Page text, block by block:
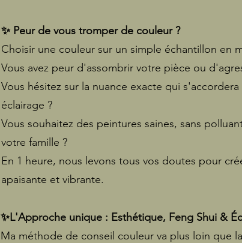
✨ Peur de vous tromper de couleur ?
Choisir une couleur sur un simple échantillon en
Vous avez peur d'assombrir votre pièce ou
Vous hésitez sur la nuance exacte qui
éclairage ?
Vous souhaitez des peintures saines, sans
votre famille ?
En 1 heure, nous levons tous vos doutes pour
apaisante et vibrante.
✨L'Approche unique : Esthétique, Feng Shui &
Ma méthode de conseil couleur va plus loin que